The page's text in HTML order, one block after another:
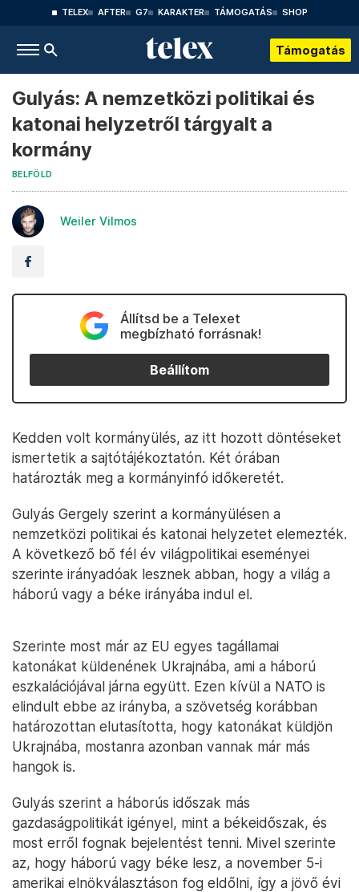
TELEX AFTER G7 KARAKTER TÁMOGATÁS SHOP
Támogatás
Gulyás: A nemzetközi politikai és
katonai helyzetről tárgyalt a
kormány
BELFÖLD
Weiler Vilmos
Állítsd be a Telexet
megbízható forrásnak!
Beállítom
Kedden volt kormányülés, az itt hozott döntéseket
ismertetik a sajtótájékoztatón. Két órában
határozták meg a kormányinfó időkeretét.
Gulyás Gergely szerint a kormányülésen a
nemzetközi politikai és katonai helyzetet elemezték.
A következő bő fél év világpolitikai eseményei
szerinte irányadóak lesznek abban, hogy a világ a
háború vagy a béke irányába indul el.
Szerinte most már az EU egyes tagállamai
katonákat küldenének Ukrajnába, ami a háború
eszkalációjával járna együtt. Ezen kívül a NATO is
elindult ebbe az irányba, a szövetség korábban
határozottan elutasította, hogy katonákat küldjön
Ukrajnába, mostanra azonban vannak már más
hangok is.
Gulyás szerint a háborús időszak más
gazdaságpolitikát igényel, mint a békeidőszak, és
most erről fognak bejelentést tenni. Mivel szerinte
az, hogy háború vagy béke lesz, a november 5-i
amerikai elnökválasztáson fog eldőlni, így a jövő évi